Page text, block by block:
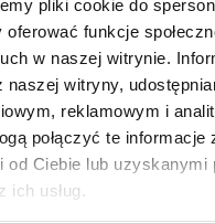
pliki cookie do
oferować funkcje
w naszej witrynie.
naszej witryny,
reklamowym i
połączyć te informacje
od Ciebie lub uzyskanymi
usług.
krawędzi przed klejeniem,
otworów pod zawiasy,
gdzie liczy się
frezy proste
są
efektywnej pracy.